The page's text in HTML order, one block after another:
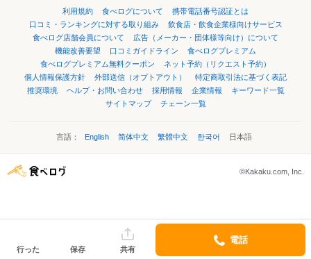
利用規約 食べログについて
携帯電話番号認証とは
口コミ・ランキングに対する取り組み
飲食店・飲食企業様向けサービス
食べログ店舗会員について
広告（メーカー・団体様等向け）について
機能改善要望
口コミガイドライン
食べログプレミアム
食べログプレミアム無料クーポン
ネット予約（リクエスト予約）
個人情報保護方針
外部送信（オプトアウト）
特定商取引法に基づく表記
推奨環境
ヘルプ・お問い合わせ 採用情報 企業情報
キーワード一覧
サイトマップ
チェーン一覧
言語： English 简体中文 繁體中文 한국어 日本語
©Kakaku.com, Inc.
行った 保存 共有
電話